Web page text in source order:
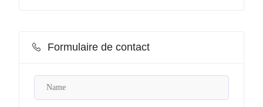
Formulaire de contact